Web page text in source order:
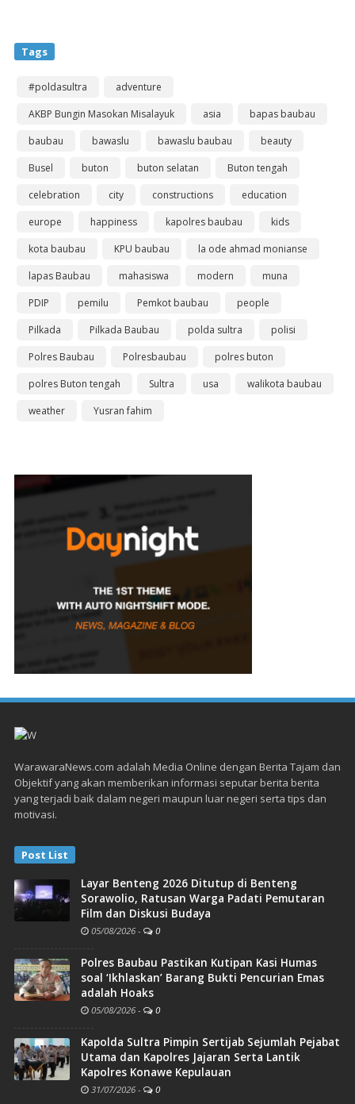
Tags
#poldasultra
adventure
AKBP Bungin Masokan Misalayuk
asia
bapas baubau
baubau
bawaslu bawaslu baubau
beauty
Busel
buton buton selatan
Buton tengah
celebration
city constructions
education
europe
happiness kapolres baubau
kids
kota baubau
KPU baubau
la ode ahmad monianse
lapas Baubau
mahasiswa modern
muna
PDIP
pemilu Pemkot baubau
people
Pilkada
Pilkada Baubau polda sultra
polisi
Polres Baubau
Polresbaubau
polres buton
polres Buton tengah
Sultra usa
walikota baubau
weather
Yusran fahim
WarawaraNews.com adalah Media Online dengan Berita Tajam dan
Objektif yang akan memberikan informasi seputar berita berita
yang terjadi baik dalam negeri maupun luar negeri serta tips dan
motivasi.
Post List
Layar Benteng 2026 Ditutup di Benteng
Sorawolio, Ratusan Warga Padati Pemutaran
Film dan Diskusi Budaya
05/08/2026 - 0
Polres Baubau Pastikan Kutipan Kasi Humas
soal ‘Ikhlaskan’ Barang Bukti Pencurian Emas
adalah Hoaks
05/08/2026 - 0
Kapolda Sultra Pimpin Sertijab Sejumlah Pejabat
Utama dan Kapolres Jajaran Serta Lantik
Kapolres Konawe Kepulauan
31/07/2026 - 0